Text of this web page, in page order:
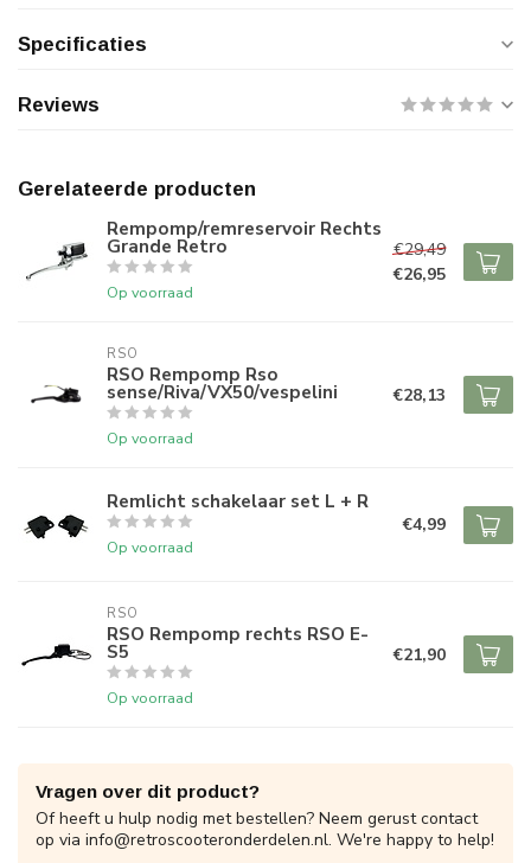
Specificaties
Reviews
Gerelateerde producten
Rempomp/remreservoir Rechts
Grande Retro
Op voorraad
€29,49
€26,95
RSO
RSO Rempomp Rso
sense/Riva/VX50/vespelini
Op voorraad
€28,13
Remlicht schakelaar set L + R
Op voorraad
€4,99
RSO
RSO Rempomp rechts RSO E-
S5
Op voorraad
€21,90
Vragen over dit product?
Of heeft u hulp nodig met bestellen? Neem gerust contact
op via info@retroscooteronderdelen.nl. We're happy to help!